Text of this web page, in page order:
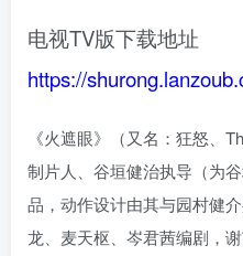
电视TV版下载地址
https://
《火遮眼》（又名：狂怒、
制片人、谷垣健治执导（为
品，动作设计由其与园村健
龙、麦天枢、岑君茜编剧，